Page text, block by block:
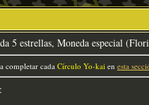
5 estrellas, Moneda especial
completar cada Círculo Yo-kai en esta
: